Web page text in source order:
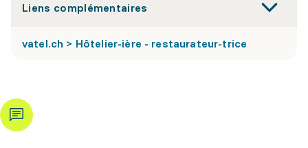
Liens complémentaires
vatel.ch > Hôtelier-ière - restaurateur-trice